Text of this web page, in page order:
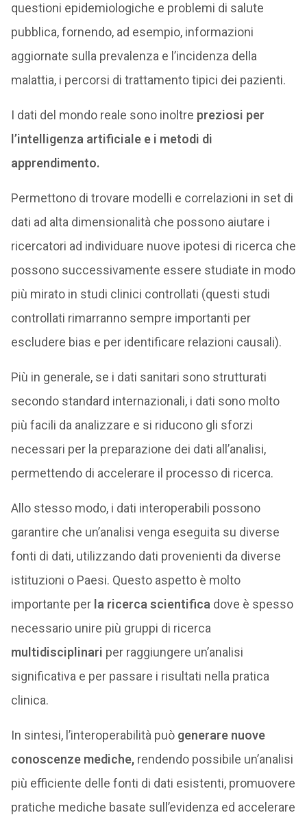
questioni epidemiologiche e problemi di salute
pubblica, fornendo, ad esempio, informazioni
aggiornate sulla prevalenza e l’incidenza della
malattia, i percorsi di trattamento tipici dei pazienti.
I dati del mondo reale sono inoltre preziosi per
l’intelligenza artificiale e i metodi di
apprendimento.
Permettono di trovare modelli e correlazioni in set di
dati ad alta dimensionalità che possono aiutare i
ricercatori ad individuare nuove ipotesi di ricerca che
possono successivamente essere studiate in modo
più mirato in studi clinici controllati (questi studi
controllati rimarranno sempre importanti per
escludere bias e per identificare relazioni causali).
Più in generale, se i dati sanitari sono strutturati
secondo standard internazionali, i dati sono molto
più facili da analizzare e si riducono gli sforzi
necessari per la preparazione dei dati all’analisi,
permettendo di accelerare il processo di ricerca.
Allo stesso modo, i dati interoperabili possono
garantire che un’analisi venga eseguita su diverse
fonti di dati, utilizzando dati provenienti da diverse
istituzioni o Paesi. Questo aspetto è molto
importante per la ricerca scientifica dove è spesso
necessario unire più gruppi di ricerca
multidisciplinari per raggiungere un’analisi
significativa e per passare i risultati nella pratica
clinica.
In sintesi, l’interoperabilità puògenerare nuove
conoscenze mediche, rendendo possibile un’analisi
più efficiente delle fonti di dati esistenti, promuovere
pratiche mediche basate sull’evidenza ed accelerare